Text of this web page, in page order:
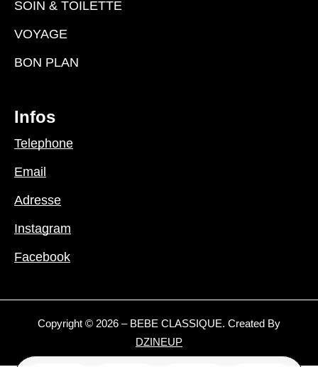
SOIN & TOILETTE
VOYAGE
BON PLAN
Infos
Telephone
Email
Adresse
Instagram
Facebook
Copyright © 2026 – BEBE CLASSIQUE. Created By
DZINEUP